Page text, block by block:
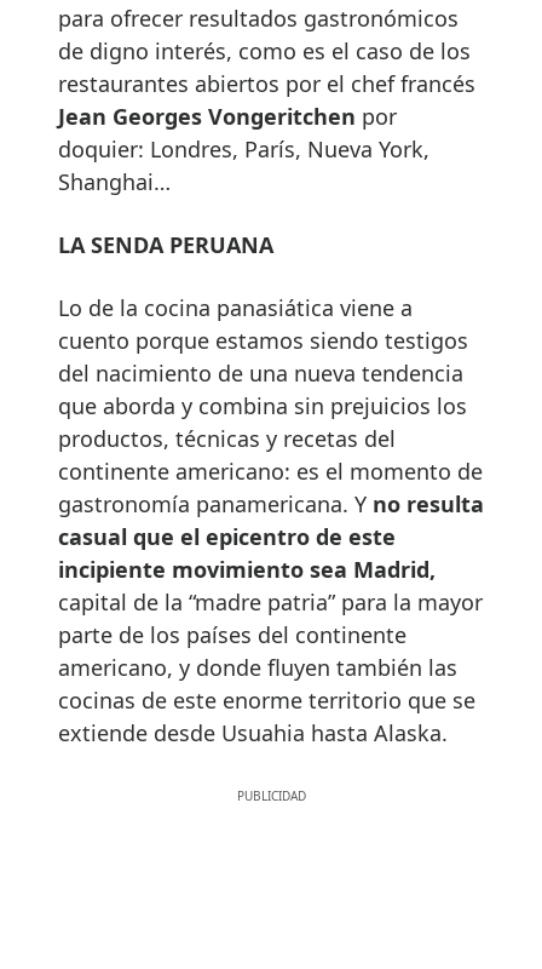
para ofrecer resultados gastronómicos
de digno interés, como es el caso de los
restaurantes abiertos por el chef francés
Jean Georges Vongeritchen por
doquier: Londres, París, Nueva York,
Shanghai…
LA SENDA PERUANA
Lo de la cocina panasiática viene a
cuento porque estamos siendo testigos
del nacimiento de una nueva tendencia
que aborda y combina sin prejuicios los
productos, técnicas y recetas del
continente americano: es el momento de
gastronomía panamericana. Y no resulta
casual que el epicentro de este
incipiente movimiento sea Madrid,
capital de la “madre patria” para la mayor
parte de los países del continente
americano, y donde fluyen también las
cocinas de este enorme territorio que se
extiende desde Usuahia hasta Alaska.